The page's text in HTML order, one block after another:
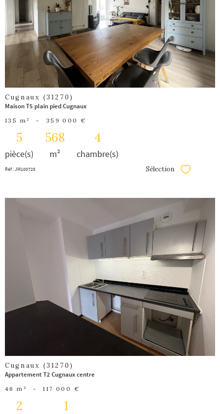
bien
Cugnaux (31270)
Maison T5 plain pied Cugnaux
135 m² - 359 000 €
5
pièce(s)
568
m²
4
chambre(s)
Réf : JM100725 Sélection Sélectionner
voir le
bien
Cugnaux (31270)
Appartement T2 Cugnaux centre
46 m² - 117 000 €
2 1